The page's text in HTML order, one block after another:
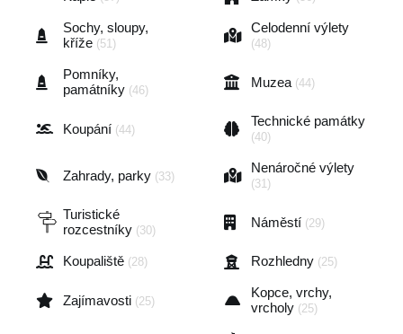
Sochy, sloupy,
kříže (51)
Celodenní výlety
(48)
Pomníky,
památníky (46)
Muzea (44)
Koupání (44)
Technické památky
(40)
Zahrady, parky (33)
Nenáročné výlety
(31)
Turistické
rozcestníky (30)
Náměstí (29)
Koupaliště (28) Rozhledny (25)
Zajímavosti (25)
Kopce, vrchy,
vrcholy (25)